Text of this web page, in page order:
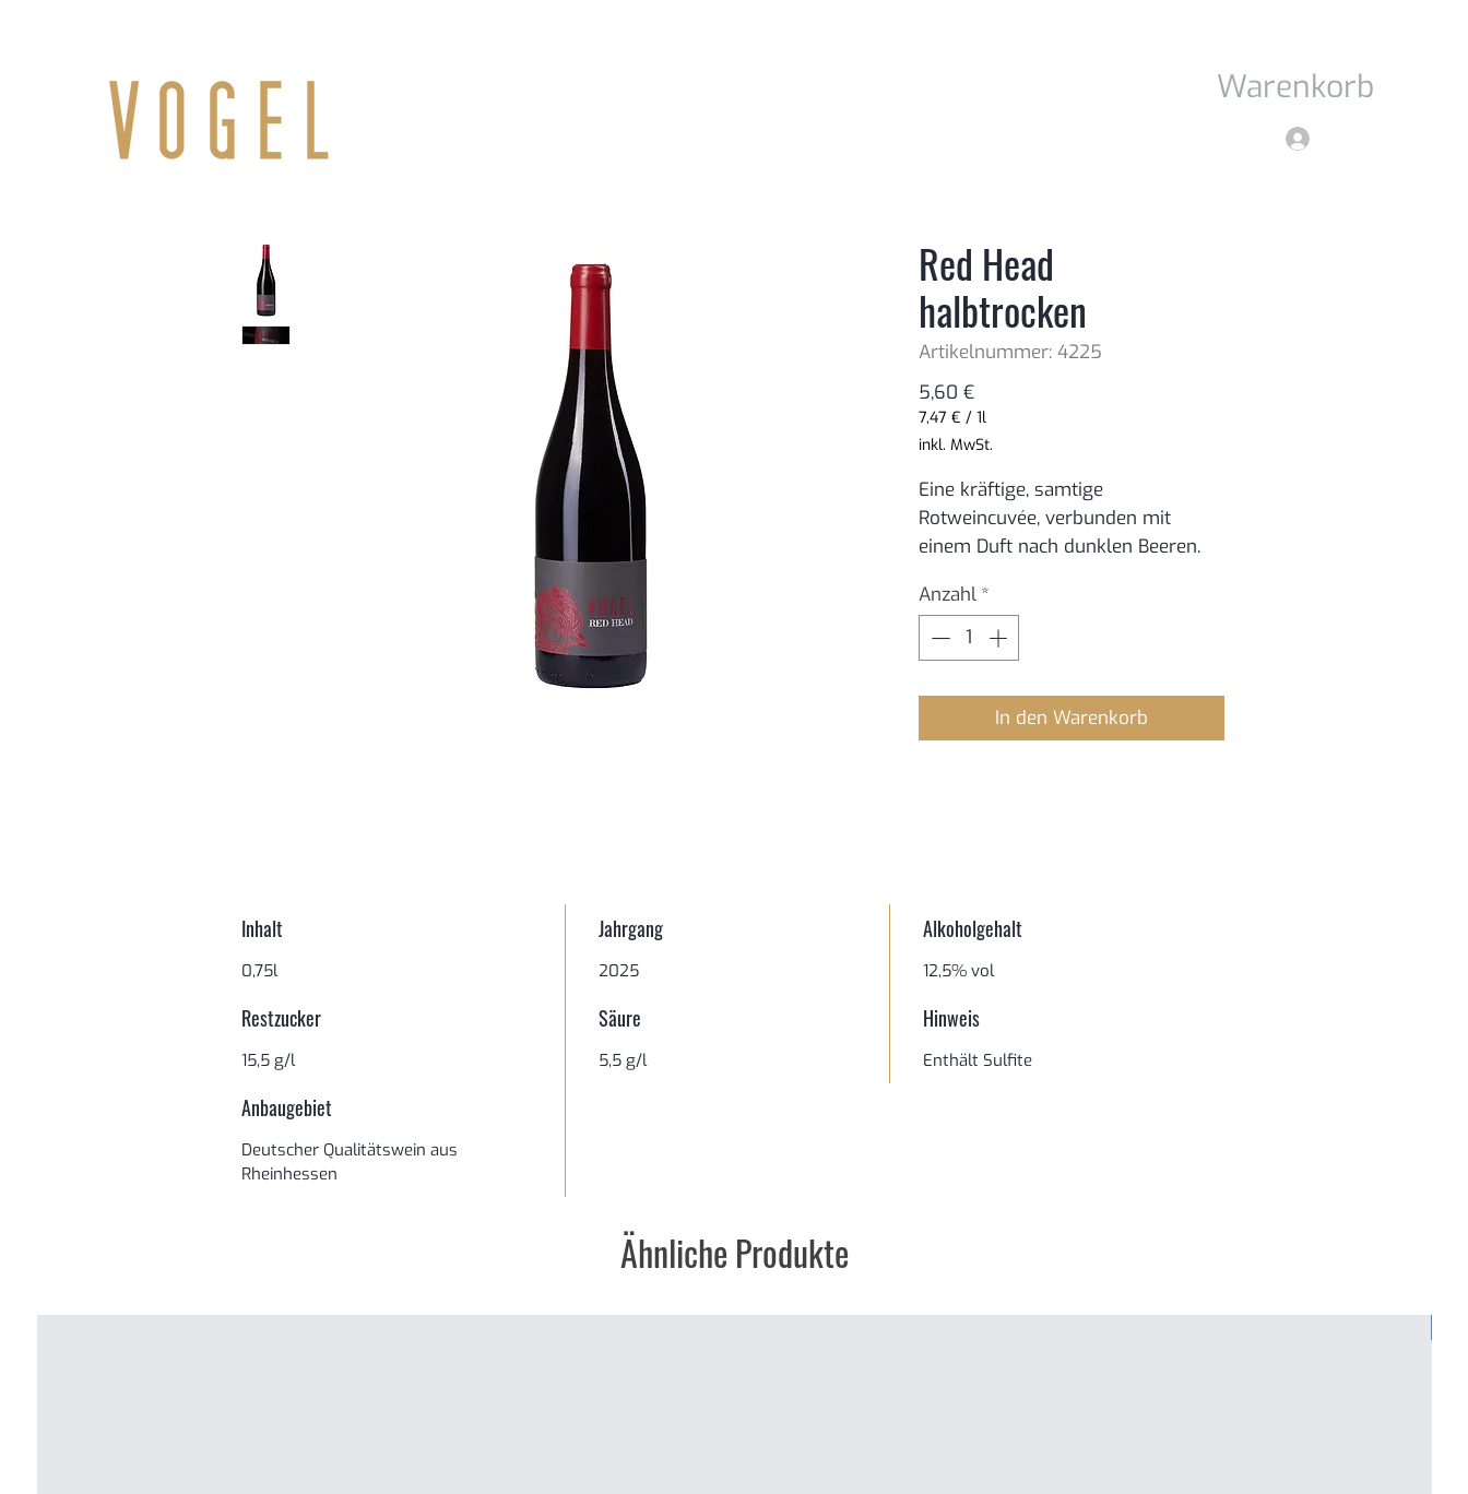
Warenkorb
Red Head
halbtrocken
Artikelnummer: 4225
5,60 €Preis
7,47 € / 1l
7,47 €
pro
Liter
inkl. MwSt.
Eine kräftige, samtige
Rotweincuvée, verbunden mit
einem Duft nach dunklen Beeren.
Anzahl *
In den Warenkorb
Inhalt
0,75l
Jahrgang
2025
Alkoholgehalt
12,5% vol
Restzucker
15,5 g/l
Säure
5,5 g/l
Hinweis
Enthält Sulfite
Anbaugebiet
Deutscher Qualitätswein aus
Rheinhessen
Ähnliche Produkte